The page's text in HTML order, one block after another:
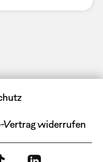
Vertrag widerrufen